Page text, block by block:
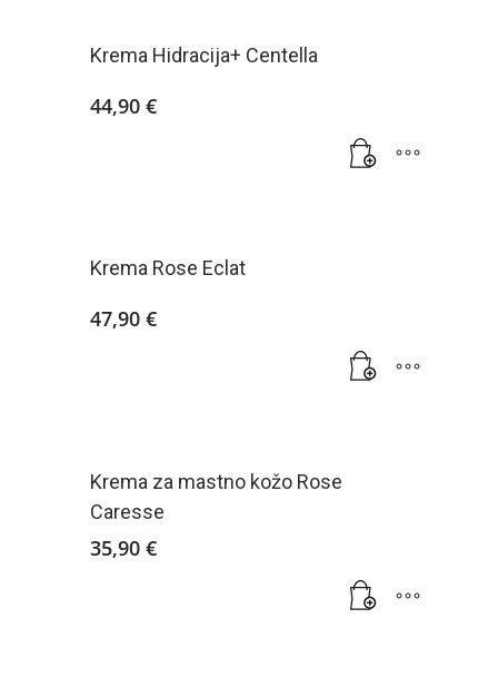
Krema Hidracija+ Centella
44,90 €
Krema Rose Eclat
47,90 €
Krema za mastno kožo Rose
Caresse
35,90 €